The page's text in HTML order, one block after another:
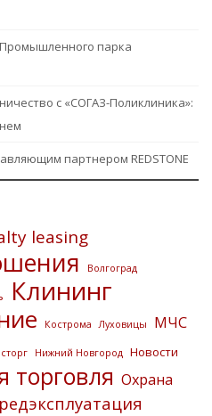
парка
с «СОГАЗ-Поликлиника»:
партнером REDSTONE
leasing
Волгоград
Клининг
Кострома Луховицы МЧС
Нижний Новгород Новости
торговля Охрана